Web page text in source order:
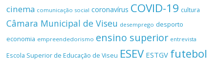
cinema comunicação social coronavírus COVID-19 cultura
Câmara Municipal de Viseu desemprego desporto
economia empreendedorismo ensino superior entrevista
Escola Superior de Educação de Viseu ESEV ESTGV futebol